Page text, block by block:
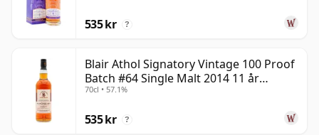
535 kr ?
Blair Athol Signatory Vintage 100 Proof
Batch #64 Single Malt 2014 11 år
gammal
70cl • 57.1%
535 kr ?